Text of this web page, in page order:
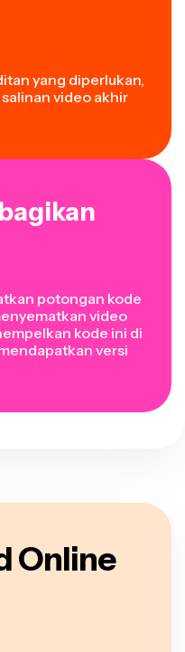
yang diperlukan,
video akhir
potongan kode
video
kode ini di
versi
Online